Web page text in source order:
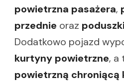
powietrzna pasażera,
przednie oraz
Dodatkowo pojazd
kurtyny powietrzne, a
powietrzną chroniącą